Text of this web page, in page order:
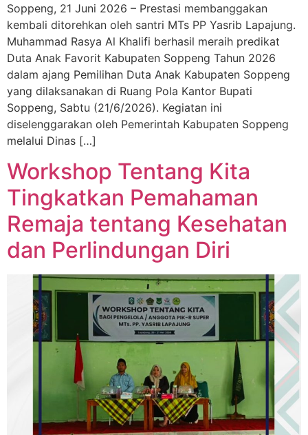
Soppeng, 21 Juni 2026 – Prestasi membanggakan
kembali ditorehkan oleh santri MTs PP Yasrib Lapajung.
Muhammad Rasya Al Khalifi berhasil meraih predikat
Duta Anak Favorit Kabupaten Soppeng Tahun 2026
dalam ajang Pemilihan Duta Anak Kabupaten Soppeng
yang dilaksanakan di Ruang Pola Kantor Bupati
Soppeng, Sabtu (21/6/2026). Kegiatan ini
diselenggarakan oleh Pemerintah Kabupaten Soppeng
melalui Dinas […]
Workshop Tentang Kita
Tingkatkan Pemahaman
Remaja tentang Kesehatan
dan Perlindungan Diri